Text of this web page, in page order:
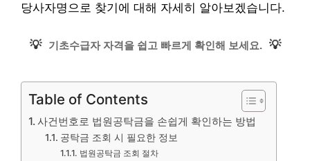
당사자명으로 찾기에 대해 자세히 알아보겠습니다.
💡 기초수급자 자격을 쉽고 빠르게 확인해 보세요. 💡
Table of Contents
사건번호로 법원공탁금을 손쉽게 확인하는 방법
공탁금 조회 시 필요한 정보
법원공탁금 조회 절차